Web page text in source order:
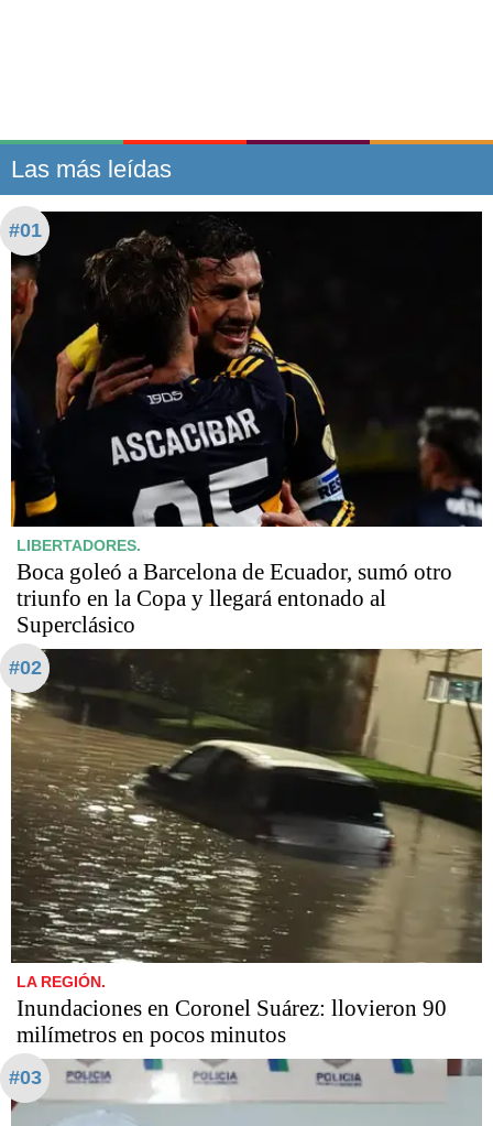
Las más leídas
#01
LIBERTADORES.
Boca goleó a Barcelona de Ecuador, sumó otro
triunfo en la Copa y llegará entonado al
Superclásico
#02
LA REGIÓN.
Inundaciones en Coronel Suárez: llovieron 90
milímetros en pocos minutos
#03